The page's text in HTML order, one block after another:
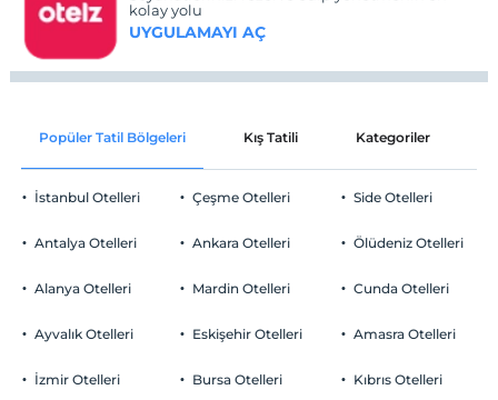
kolay yolu
UYGULAMAYI AÇ
Popüler Tatil Bölgeleri Kış Tatili Kategoriler
İstanbul Otelleri
Antalya Otelleri
Alanya Otelleri
Ayvalık Otelleri
İzmir Otelleri
Çeşme Otelleri
Ankara Otelleri
Mardin Otelleri
Eskişehir Otelleri
Bursa Otelleri
Side Otelleri
Ölüdeniz Otelleri
Cunda Otelleri
Amasra Otelleri
Kıbrıs Otelleri